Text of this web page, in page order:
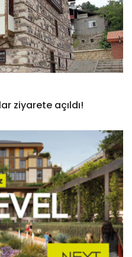
ziyarete açıldı!